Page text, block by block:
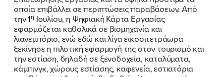
οποία επιβάλλει σε περιπτώσεις παραβάσεων. Από
την 1η Ιουλίου, η Ψηφιακή Κάρτα Εργασίας
εφαρμόζεται καθολικά σε βιομηχανία και
λιανεμπόριο, ενώ εδώ και λίγα εικοσιτετράωρα
ξεκίνησε η πιλοτική εφαρμογή της στον τουρισμό και
την εστίαση, δηλαδή σε ξενοδοχεία, καταλύματα,
κάμπινγκ, χώρους εστίασης, καφενεία, εστιατόρια